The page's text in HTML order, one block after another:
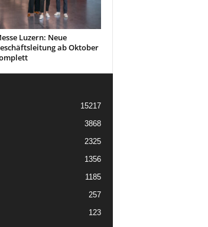
Luzern: Neue
ab Oktober
15217
3868
2325
1356
1185
257
123